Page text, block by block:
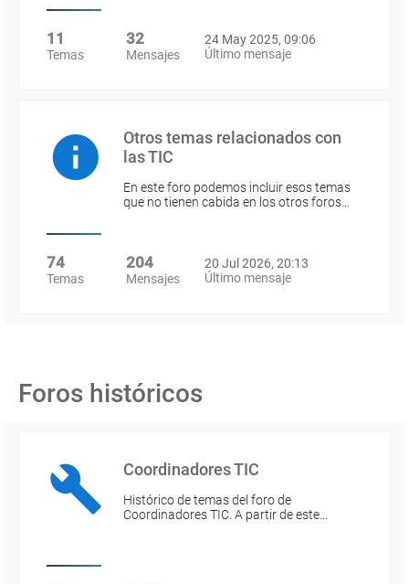
11
Temas
32
Mensajes
24 May 2025, 09:06
Último mensaje
Otros temas relacionados con
las TIC
En este foro podemos incluir esos temas
que no tienen cabida en los otros foros…
74
Temas
204
Mensajes
20 Jul 2026, 20:13
Último mensaje
Foros históricos
Coordinadores TIC
Histórico de temas del foro de
Coordinadores TIC. A partir de este…